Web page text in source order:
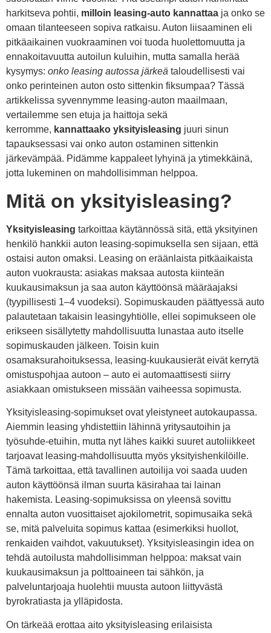
harkitseva pohtii, milloin leasing-auto kannattaa ja onko se
omaan tilanteeseen sopiva ratkaisu. Auton liisaaminen eli
pitkäaikainen vuokraaminen voi tuoda huolettomuutta ja
ennakoitavuutta autoilun kuluihin, mutta samalla herää
kysymys: onko leasing autossa järkeä taloudellisesti vai
onko perinteinen auton osto sittenkin fiksumpaa? Tässä
artikkelissa syvennymme leasing-auton maailmaan,
vertailemme sen etuja ja haittoja sekä
kerromme, kannattaako yksityisleasing juuri sinun
tapauksessasi vai onko auton ostaminen sittenkin
järkevämpää. Pidämme kappaleet lyhyinä ja ytimekkäinä,
jotta lukeminen on mahdollisimman helppoa.
Mitä on yksityisleasing?
Yksityisleasing tarkoittaa käytännössä sitä, että yksityinen
henkilö hankkii auton leasing-sopimuksella sen sijaan, että
ostaisi auton omaksi. Leasing on eräänlaista pitkäaikaista
auton vuokrausta: asiakas maksaa autosta kiinteän
kuukausimaksun ja saa auton käyttöönsä määräajaksi
(tyypillisesti 1–4 vuodeksi). Sopimuskauden päättyessä auto
palautetaan takaisin leasingyhtiölle, ellei sopimukseen ole
erikseen sisällytetty mahdollisuutta lunastaa auto itselle
sopimuskauden jälkeen. Toisin kuin
osamaksurahoituksessa, leasing-kuukausierät eivät kerrytä
omistuspohjaa autoon – auto ei automaattisesti siirry
asiakkaan omistukseen missään vaiheessa sopimusta.
Yksityisleasing-sopimukset ovat yleistyneet autokaupassa.
Aiemmin leasing yhdistettiin lähinnä yritysautoihin ja
työsuhde-etuihin, mutta nyt lähes kaikki suuret autoliikkeet
tarjoavat leasing-mahdollisuutta myös yksityishenkilöille.
Tämä tarkoittaa, että tavallinen autoilija voi saada uuden
auton käyttöönsä ilman suurta käsirahaa tai lainan
hakemista. Leasing-sopimuksissa on yleensä sovittu
ennalta auton vuosittaiset ajokilometrit, sopimusaika sekä
se, mitä palveluita sopimus kattaa (esimerkiksi huollot,
renkaiden vaihdot, vakuutukset). Yksityisleasingin idea on
tehdä autoilusta mahdollisimman helppoa: maksat vain
kuukausimaksun ja polttoaineen tai sähkön, ja
palveluntarjoaja huolehtii muusta autoon liittyvästä
byrokratiasta ja ylläpidosta.
On tärkeää erottaa aito yksityisleasing erilaisista